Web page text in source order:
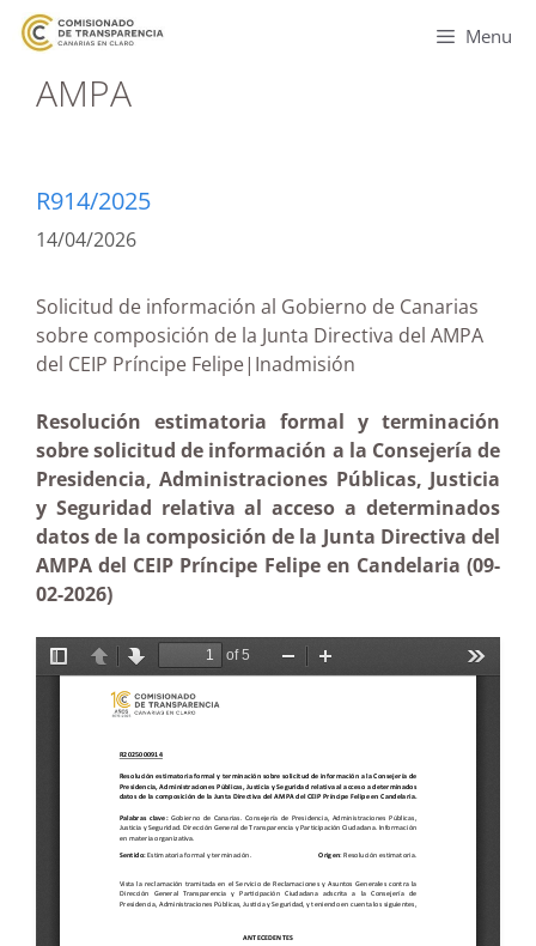
Menu
AMPA
R914/2025
14/04/2026
Solicitud de información al Gobierno de Canarias
sobre composición de la Junta Directiva del AMPA
del CEIP Príncipe Felipe|Inadmisión
Resolución estimatoria formal y terminación
sobre solicitud de información a la Consejería de
Presidencia, Administraciones Públicas, Justicia
y Seguridad relativa al acceso a determinados
datos de la composición de la Junta Directiva del
AMPA del CEIP Príncipe Felipe en Candelaria (09-
02-2026)